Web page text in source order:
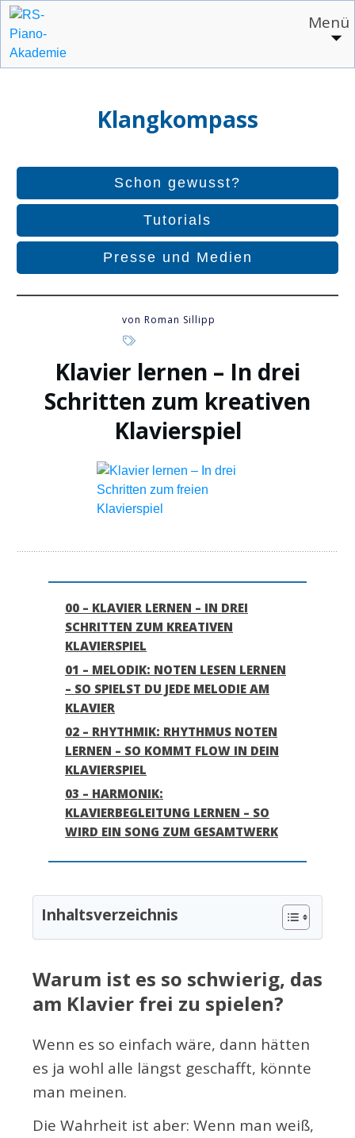
Menü
Klangkompass
Schon gewusst?
Tutorials
Presse und Medien
von Roman Sillipp
Klavier lernen – In drei
Schritten zum kreativen
Klavierspiel
00 – KLAVIER LERNEN – IN DREI
SCHRITTEN ZUM KREATIVEN
KLAVIERSPIEL
01 – MELODIK: NOTEN LESEN LERNEN
– SO SPIELST DU JEDE MELODIE AM
KLAVIER
02 – RHYTHMIK: RHYTHMUS NOTEN
LERNEN – SO KOMMT FLOW IN DEIN
KLAVIERSPIEL
03 – HARMONIK:
KLAVIERBEGLEITUNG LERNEN – SO
WIRD EIN SONG ZUM GESAMTWERK
Inhaltsverzeichnis
Warum ist es so schwierig, das
am Klavier frei zu spielen?
Wenn es so einfach wäre, dann hätten
es ja wohl alle längst geschafft, könnte
man meinen.
Die Wahrheit ist aber: Wenn man weiß,